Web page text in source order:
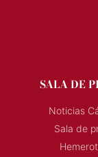
SALA DE
Noticias
Sala de